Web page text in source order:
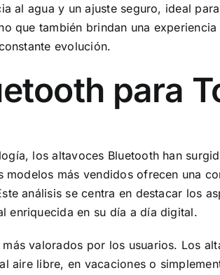
al agua y un ajuste seguro, ideal
que también brindan una
evolución.
para
los altavoces Bluetooth han
más vendidos ofrecen una
análisis se centra en destacar los
enriquecida en su día a día digital.
valorados por los usuarios. Los
aire libre, en vacaciones o